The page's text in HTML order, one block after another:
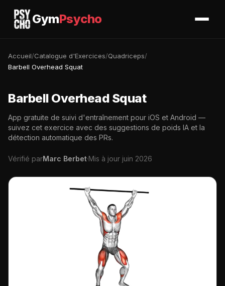
GymPsycho
Accueil/Catalogue d'Exercices/Quadriceps/
Barbell Overhead Squat
Barbell Overhead Squat
App gratuite de suivi d'entraînement pour iOS et Android —
suivez cet exercice avec des suggestions de poids IA et la
détection automatique des PRs.
Vérifié parMarc Berbet·Mis à jour juin 2026